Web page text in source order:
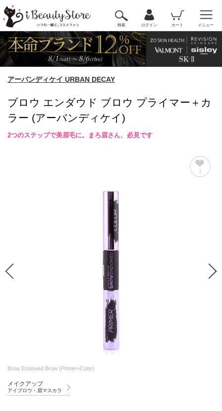
検索 ログイン カート メニュー
アーバンディケイ URBAN DECAY
ブロウ エンダウド ブロウ プライマー＋カ
ラー (アーバンディケイ)
2つのステップで美眉毛に。まろ眉さん、必見です
1
Brow Endowed Brow (Primer+Color)
メイクアップ
アイブロウ・眉マスカラ